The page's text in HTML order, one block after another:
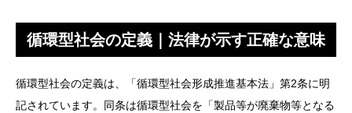
循環型社会の定義｜法律が示す正確な意味
循環型社会の定義は、「循環型社会形成推進基本法」第2条に明
記されています。同条は循環型社会を「製品等が廃棄物等となる